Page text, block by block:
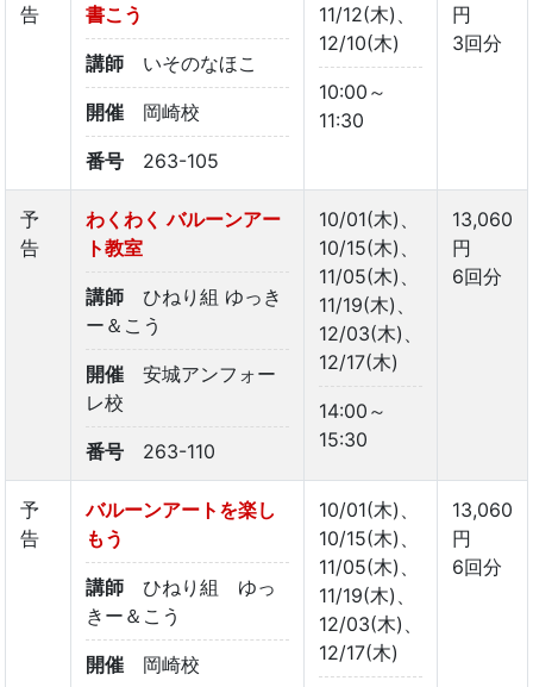
告
書こう
講師 いそのなほこ
開催 岡崎校
番号 263-105
11/12(木)、
12/10(木)
10:00～
11:30
円
3回分
予
告
わくわく バルーンアー
ト教室
講師
ひねり組 ゆっき
ー＆こう
開催
安城アンフォー
レ校
番号 263-110
10/01(木)、
10/15(木)、
11/05(木)、
11/19(木)、
12/03(木)、
12/17(木)
14:00～
15:30
13,060
円
6回分
予
告
バルーンアートを楽し
もう
講師
ひねり組 ゆっ
きー＆こう
開催 岡崎校
10/01(木)、
10/15(木)、
11/05(木)、
11/19(木)、
12/03(木)、
12/17(木)
13,060
円
6回分